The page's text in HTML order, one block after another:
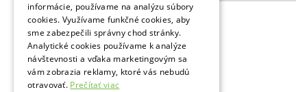
Skladovanie plynu
Prevádzkové dáta
Prieskum
Vrtba a POS
Podporné služby PZZP
Podporné služby PaŤ
informácie, používame na analýzu súbory
cookies. Využívame funkčné cookies, aby
sme zabezpečili správny chod stránky.
Analytické cookies používame k analýze
návštevnosti a vďaka marketingovým sa
vám zobrazia reklamy, ktoré vás nebudú
otravovať. Prečítať viac